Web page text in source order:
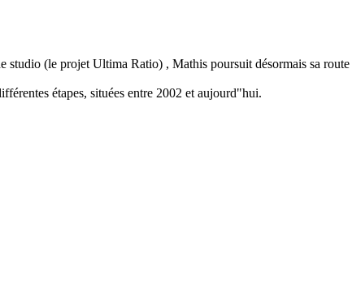
(le projet Ultima Ratio) , Mathis poursuit désormais sa
étapes, situées entre 2002 et aujourd"hui.